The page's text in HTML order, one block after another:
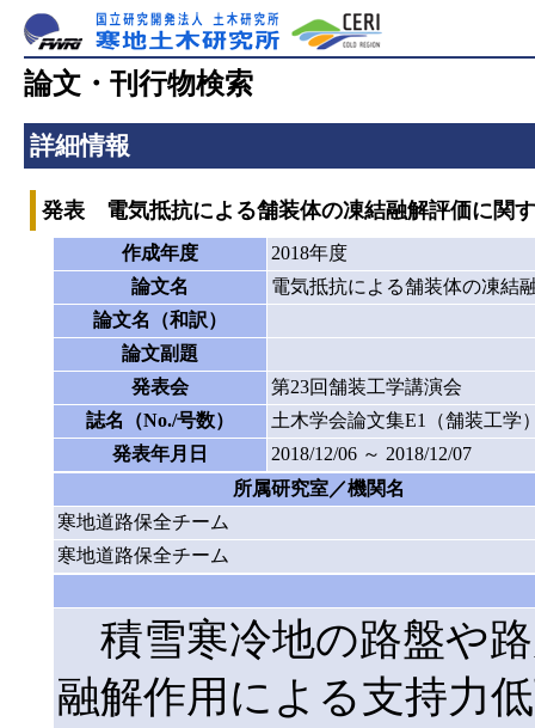
論文・刊行物検索
詳細情報
発表 電気抵抗による舗装体の凍結融解評価に関
作成年度
2018年度
論文名
電気抵抗による舗装体の凍結
論文名（和訳）
論文副題
発表会
第23回舗装工学講演会
誌名（No./号数）
土木学会論文集E1（舗装工学
発表年月日
2018/12/06 ～ 2018/12/07
所属研究室／機関名
寒地道路保全チーム
寒地道路保全チーム
積雪寒冷地の路盤や
融解作用による支持力